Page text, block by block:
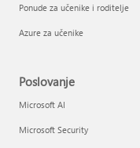
Ponude za učenike i roditelje
Azure za učenike
Poslovanje
Microsoft AI
Microsoft Security